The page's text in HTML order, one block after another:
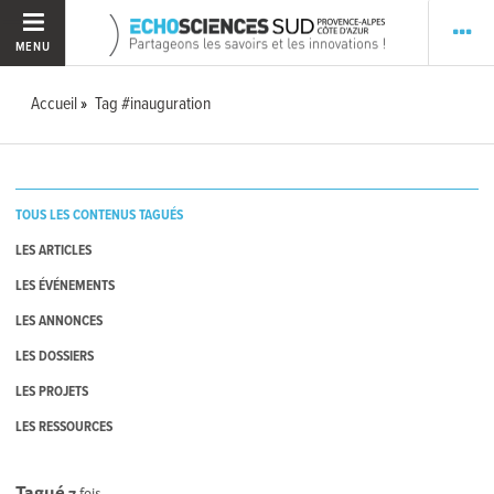
MENU
Accueil Tag #inauguration
TOUS LES CONTENUS TAGUÉS
LES ARTICLES
LES ÉVÉNEMENTS
LES ANNONCES
LES DOSSIERS
LES PROJETS
LES RESSOURCES